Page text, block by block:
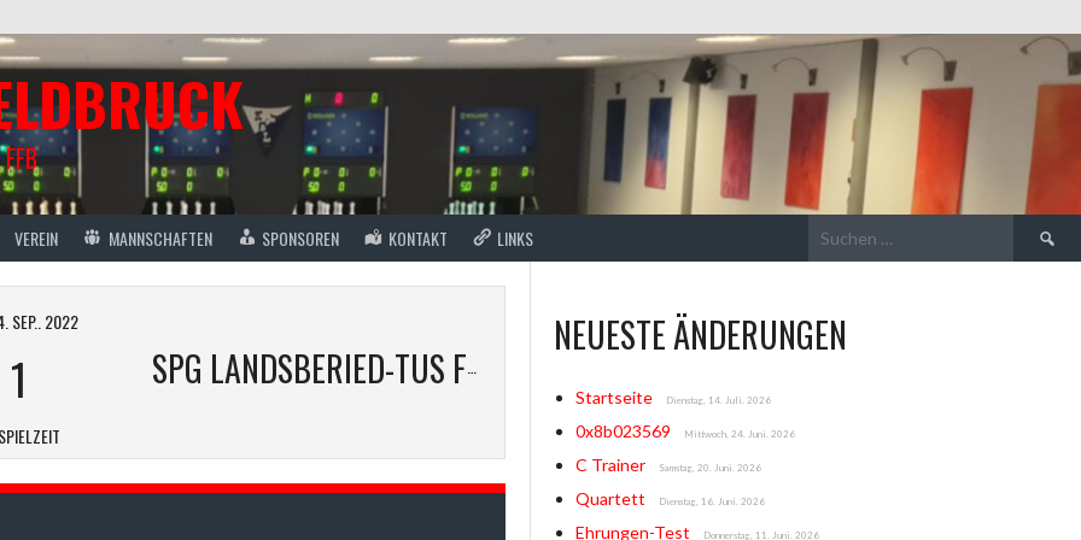
VEREIN MANNSCHAFTEN SPONSOREN KONTAKT LINKS
Suchen
nach:
SEP.. 2022
1
NEUESTE ÄNDERUNGEN
Startseite Dienstag, 14. Juli. 2026
0x8b023569 Mittwoch, 24. Juni. 2026
C Trainer Samstag, 20. Juni. 2026
Quartett Dienstag, 16. Juni. 2026
Ehrungen-Test Donnerstag, 11. Juni. 2026